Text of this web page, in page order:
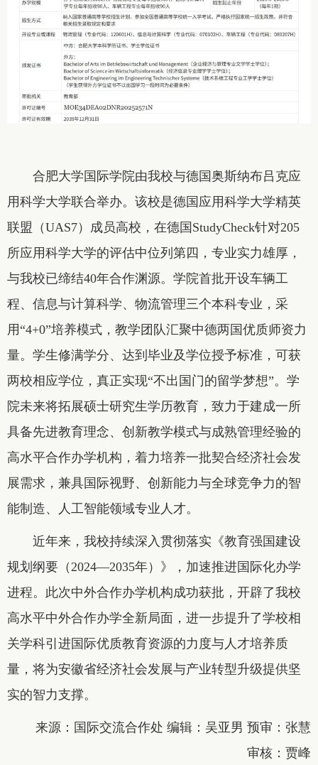
合肥大学国际学院由我校与德国奥斯纳布吕克应
用科学大学联合举办。该校是德国应用科学大学精英
联盟（UAS7）成员高校，在德国StudyCheck针对205
所应用科学大学的评估中位列第四，专业实力雄厚，
与我校已缔结40年合作渊源。学院首批开设车辆工
程、信息与计算科学、物流管理三个本科专业，采
用“4+0”培养模式，教学团队汇聚中德两国优质师资力
量。学生修满学分、达到毕业及学位授予标准，可获
两校相应学位，真正实现“不出国门的留学梦想”。学
院未来将拓展硕士研究生学历教育，致力于建成一所
具备先进教育理念、创新教学模式与成熟管理经验的
高水平合作办学机构，着力培养一批契合经济社会发
展需求，兼具国际视野、创新能力与全球竞争力的智
能制造、人工智能领域专业人才。
近年来，我校持续深入贯彻落实《教育强国建设
规划纲要（2024—2035年）》，加速推进国际化办学
进程。此次中外合作办学机构成功获批，开辟了我校
高水平中外合作办学全新局面，进一步提升了学校相
关学科引进国际优质教育资源的力度与人才培养质
量，将为安徽省经济社会发展与产业转型升级提供坚
实的智力支撑。
来源：国际交流合作处 编辑：吴亚男 预审：张慧
审核：贾峰